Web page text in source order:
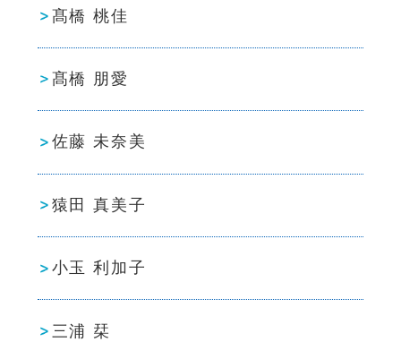
髙橋 桃佳
髙橋 朋愛
佐藤 未奈美
猿田 真美子
小玉 利加子
三浦 栞